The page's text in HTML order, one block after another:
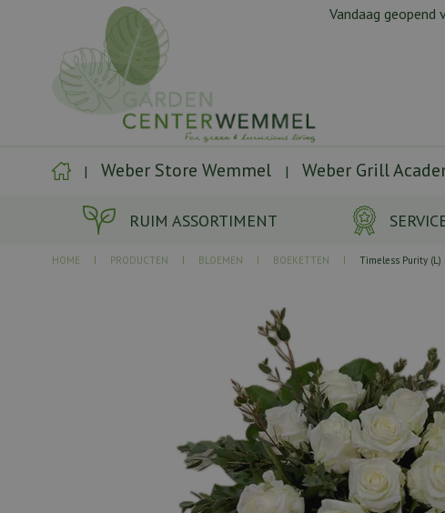
RUIM ASSORTIMENT
HOME PRODUCTEN BLOEMEN BOEKETTEN Timeless Purity (L)
Vandaag geopend
Weber Store Wemmel Weber Grill